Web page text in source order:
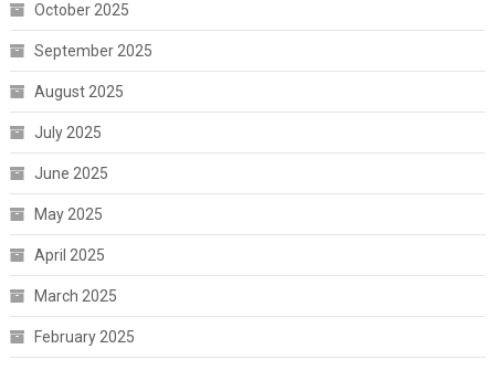
October 2025
September 2025
August 2025
July 2025
June 2025
May 2025
April 2025
March 2025
February 2025